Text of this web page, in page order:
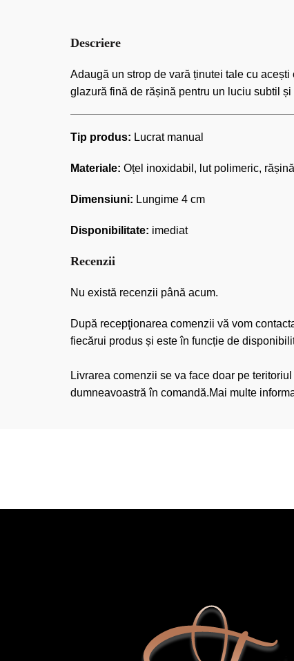
Descriere
Adaugă un strop de vară ținutei tale cu
glazură fină de rășină pentru un luciu subtil și
Tip produs: Lucrat manual
Materiale: Oțel inoxidabil, lut polimeric,
Dimensiuni: Lungime 4 cm
Disponibilitate: imediat
Recenzii
Nu există recenzii până acum.
După recepţionarea comenzii vă vom
fiecărui produs și este în funcție de
Livrarea comenzii se va face doar pe
dumneavoastră în comandă.Mai multe